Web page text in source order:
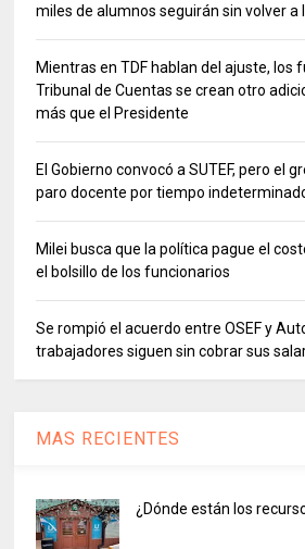
miles de alumnos seguirán sin volver a
Mientras en TDF hablan del ajuste, los
Tribunal de Cuentas se crean otro
más que el Presidente
El Gobierno convocó a SUTEF, pero el
paro docente por tiempo
Milei busca que la política pague el
el bolsillo de los funcionarios
Se rompió el acuerdo entre OSEF y
trabajadores siguen sin cobrar sus
MAS RECIENTES
¿Dónde están los